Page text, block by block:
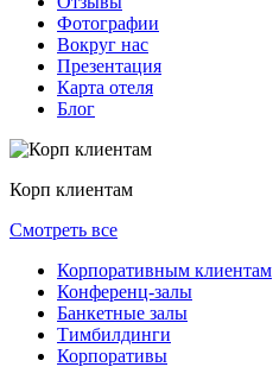
Фотографии
Вокруг нас
Презентация
Карта отеля
Блог
Корп клиентам
Смотреть все
Корпоративным клиентам
Конференц-залы
Банкетные залы
Тимбилдинги
Корпоративы